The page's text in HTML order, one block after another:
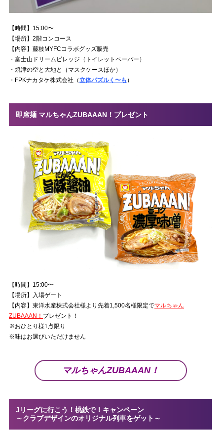
【時間】15:00〜
【場所】2階コンコース
【内容】藤枝MYFCコラボグッズ販売
・富士山ドリームビレッジ（トイレットペーパー）
・焼津の空と大地と（マスクケースほか）
・FPKナカタケ株式会社（立体パズルく〜も ）
即席麺 マルちゃんZUBAAAN！プレゼント
【時間】15:00〜
【場所】入場ゲート
【内容】東洋水産株式会社様より先着1,500名様限定でマルちゃん
ZUBAAAN！ プレゼント！
※おひとり様1点限り
※味はお選びいただけません
マルちゃんZUBAAAN！
Jリーグに行こう！桃鉄で！キャンペーン
～クラブデザインのオリジナル列車をゲット～